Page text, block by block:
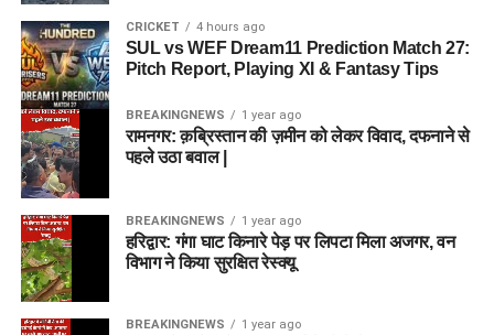
CRICKET 4 hours ago
SUL vs WEF Dream11 Prediction Match 27:
Pitch Report, Playing XI & Fantasy Tips
BREAKINGNEWS 1 year ago
रामनगर: क़ब्रिस्तान की ज़मीन को लेकर विवाद, दफनाने से
पहले उठा बवाल |
BREAKINGNEWS 1 year ago
हरिद्वार: गंगा घाट किनारे पेड़ पर लिपटा मिला अजगर, वन
विभाग ने किया सुरक्षित रेस्क्यू
BREAKINGNEWS 1 year ago